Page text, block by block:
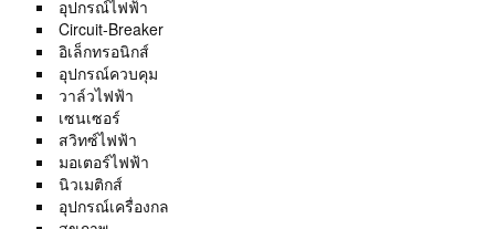
อุปกรณ์ไฟฟ้า
Circuit-Breaker
อิเล็กทรอนิกส์
อุปกรณ์ควบคุม
วาล์วไฟฟ้า
เซนเซอร์
สวิทซ์ไฟฟ้า
มอเตอร์ไฟฟ้า
นิวเมติกส์
อุปกรณ์เครื่องกล